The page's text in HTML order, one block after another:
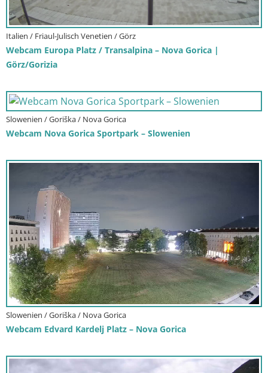
Italien / Friaul-Julisch Venetien / Görz
Webcam Europa Platz / Transalpina – Nova Gorica |
Görz/Gorizia
Slowenien / Goriška / Nova Gorica
Webcam Nova Gorica Sportpark – Slowenien
Slowenien / Goriška / Nova Gorica
Webcam Edvard Kardelj Platz – Nova Gorica